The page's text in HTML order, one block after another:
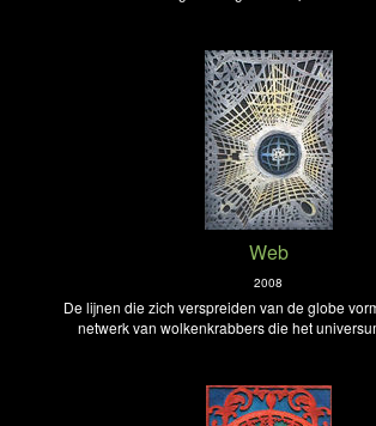
Web
2008
De lijnen die zich verspreiden van de globe
netwerk van wolkenkrabbers die het